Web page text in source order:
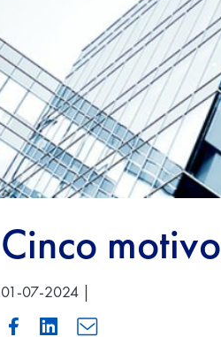
Cinco
01-07-2024 |